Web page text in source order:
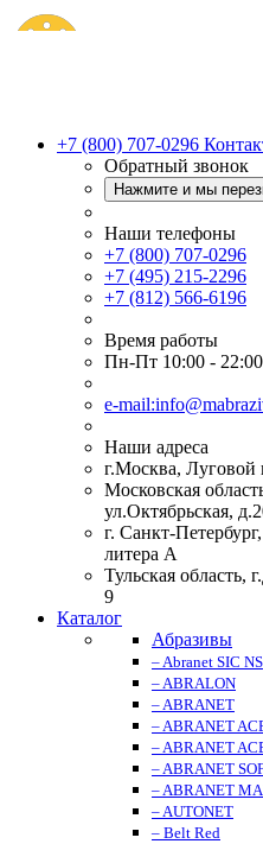
+7 (800) 707-0296
Обратный звонок
Нажмите и мы
Наши телефоны
+7 (800) 707-0296
+7 (495) 215-2296
+7 (812) 566-6196
Время работы
Пн-Пт 10:00 - 22:00
e-
Наши адреса
г.Москва, Луговой
Московская
ул.Октябрьская,
г. Санкт-
литера А
Тульская область,
9
Каталог
Абразивы
– Abranet SIC NS
– ABRALON
– ABRANET
– ABRANET
– ABRANET
– ABRANET
– ABRANET
– AUTONET
– Belt Red